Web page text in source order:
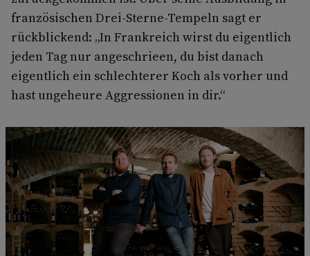
französischen Drei-Sterne-Tempeln sagt er
rückblickend: „In Frankreich wirst du eigentlich
jeden Tag nur angeschrieen, du bist danach
eigentlich ein schlechterer Koch als vorher und
hast ungeheure Aggressionen in dir.“